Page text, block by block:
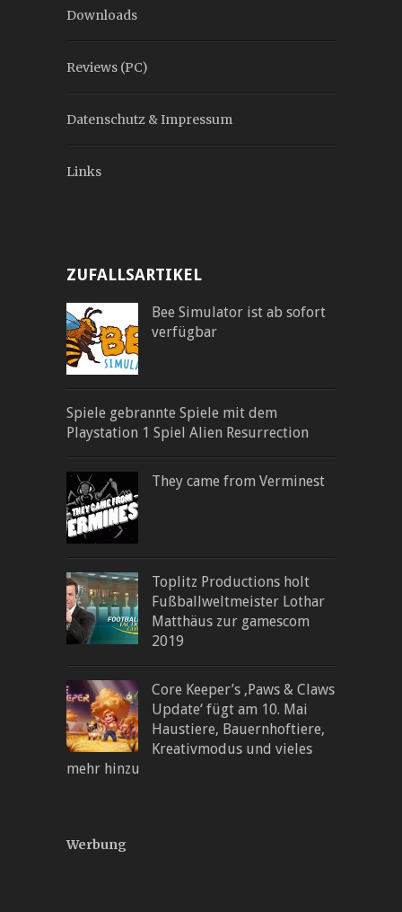
Downloads
Reviews (PC)
Datenschutz & Impressum
Links
ZUFALLSARTIKEL
Bee Simulator ist ab sofort
verfügbar
Spiele gebrannte Spiele mit dem
Playstation 1 Spiel Alien Resurrection
They came from Verminest
Toplitz Productions holt
Fußballweltmeister Lothar
Matthäus zur gamescom
2019
Core Keeper’s ‚Paws & Claws
Update‘ fügt am 10. Mai
Haustiere, Bauernhoftiere,
Kreativmodus und vieles
mehr hinzu
Werbung